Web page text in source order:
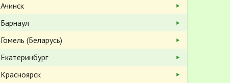
Ачинск
Барнаул
Гомель (Беларусь)
Екатеринбург
Красноярск